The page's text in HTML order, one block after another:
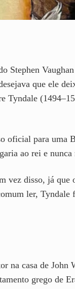
Stephen
que ele
Tyndale
oficial para uma
ao rei e
vez disso, já que
ler, Tyndale
na casa de John
grego de